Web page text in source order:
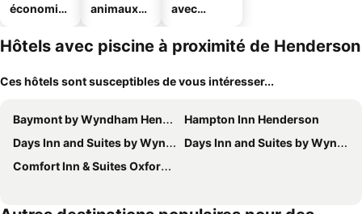
économiq
animaux
avec
Hôtels avec piscine à proximité de Henderson
Ces hôtels sont susceptibles de vous intéresser...
Baymont by Wyndham Henderson Oxford
Hampton Inn Henderson
Days Inn and Suites by Wyndham Oxford
Days Inn and Suites by Wyndham Oxford
Comfort Inn & Suites Oxford South